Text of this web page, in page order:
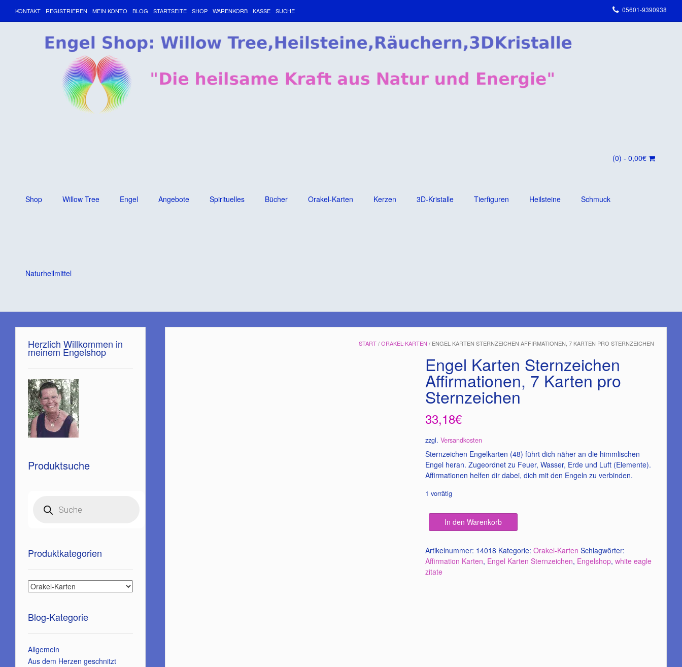
KONTAKT REGISTRIEREN MEIN KONTO BLOG STARTSEITE SHOP WARENKORB KASSE SUCHE 05601-9390938
(0) - 0,00€
Shop Willow Tree Engel Angebote Spirituelles Bücher Orakel-Karten Kerzen 3D-Kristalle Tierfiguren Heilsteine Schmuck
Naturheilmittel
START/ORAKEL-KARTEN / ENGEL KARTEN STERNZEICHEN AFFIRMATIONEN, 7 KARTEN PRO STERNZEICHEN
Engel Karten Sternzeichen
Affirmationen, 7 Karten pro
Sternzeichen
33,18€
zzgl.Versandkosten
Sternzeichen Engelkarten (48) führt dich näher an die himmlischen
Engel heran. Zugeordnet zu Feuer, Wasser, Erde und Luft (Elemente).
Affirmationen helfen dir dabei, dich mit den Engeln zu verbinden.
1 vorrätig
In den Warenkorb
Artikelnummer: 14018 Kategorie:Orakel-Karten Schlagwörter:
Affirmation Karten, Engel Karten Sternzeichen, Engelshop,white eagle
zitate
Herzlich Willkommen in
meinem Engelshop
Produktsuche
search
Produktkategorien
Blog-Kategorie
Allgemein
Aus dem Herzen geschnitzt